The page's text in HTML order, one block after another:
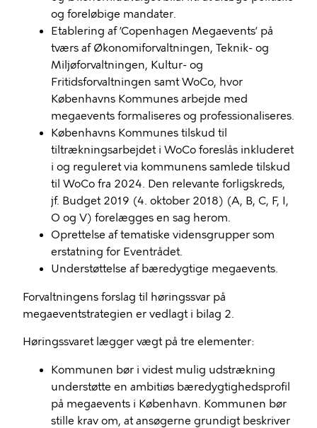
og foreløbige mandater.
Etablering af ’Copenhagen Megaevents’ på
tværs af Økonomiforvaltningen, Teknik- og
Miljøforvaltningen, Kultur- og
Fritidsforvaltningen samt WoCo, hvor
Københavns Kommunes arbejde med
megaevents formaliseres og professionaliseres.
Københavns Kommunes tilskud til
tiltrækningsarbejdet i WoCo foreslås inkluderet
i og reguleret via kommunens samlede tilskud
til WoCo fra 2024. Den relevante forligskreds,
jf. Budget 2019 (4. oktober 2018) (A, B, C, F, I,
O og V) forelægges en sag herom.
Oprettelse af tematiske vidensgrupper som
erstatning for Eventrådet.
Understøttelse af bæredygtige megaevents.
Forvaltningens forslag til høringssvar på
megaeventstrategien er vedlagt i bilag 2.
Høringssvaret lægger vægt på tre elementer:
Kommunen bør i videst mulig udstrækning
understøtte en ambitiøs bæredygtighedsprofil
på megaevents i København. Kommunen bør
stille krav om, at ansøgerne grundigt beskriver